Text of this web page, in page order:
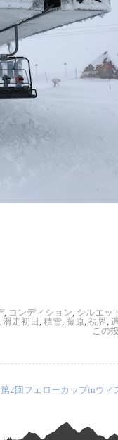
, コンディション, シルエッ
滑走初日 , 積雪, 藤原, 視界,
この
第2回フェローカップinウィ